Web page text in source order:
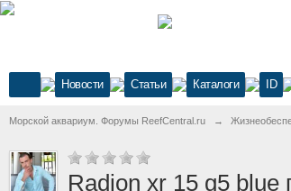
Новости Статьи Каталоги ID
Морской аквариум. Форумы ReefCentral.ru →
Radion xr 15 g5 blue